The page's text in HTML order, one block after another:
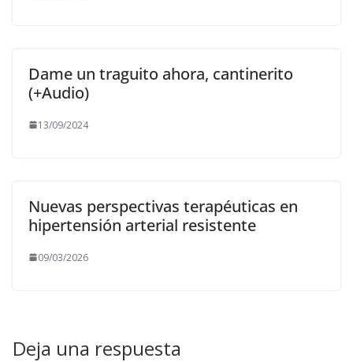
Dame un traguito ahora, cantinerito
(+Audio)
13/09/2024
Nuevas perspectivas terapéuticas en
hipertensión arterial resistente
09/03/2026
Deja una respuesta